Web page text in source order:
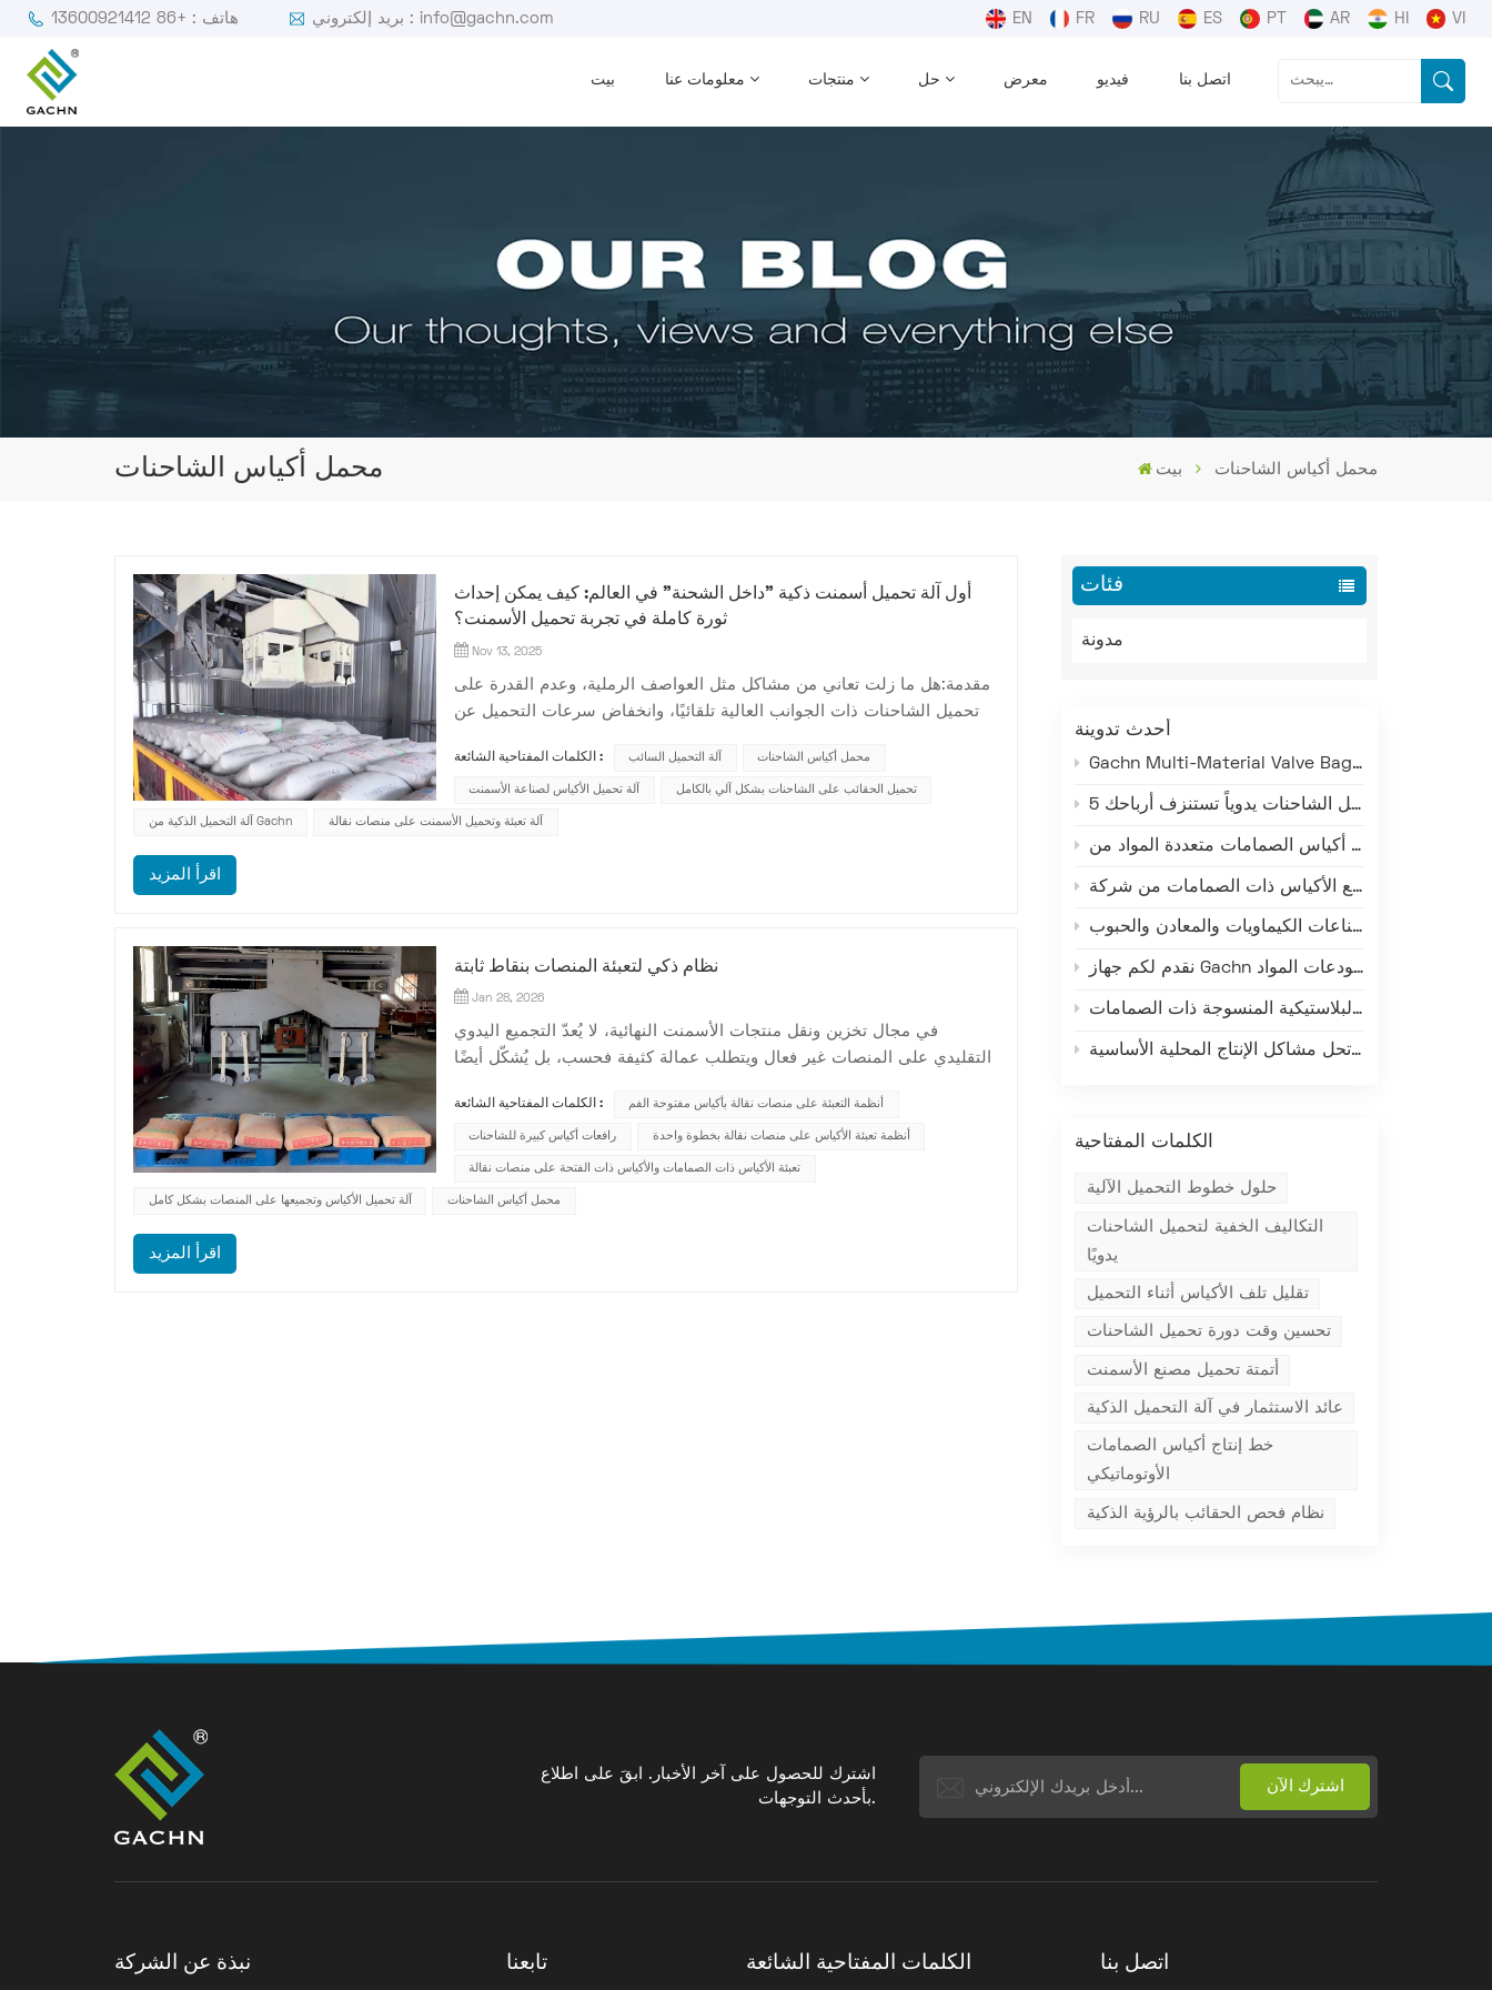
هاتف : +86 13600921412 بريد إلكتروني : info@gachn.com EN FR RU ES PT AR HI VI
بيت معلومات عنا منتجات حل معرض فيديو اتصل بنا
محمل أكياس الشاحنات بيت محمل أكياس الشاحنات
فئات
مدونة
أحدث تدوينة
Gachn Multi-Material Valve Bag Making Machine: Versatile Production for PE, PP, and Paper-Plastic
5 تكاليف خفية لتحميل الشاحنات يدوياً تستنزف أرباحك
ما وراء صناعة الإسمنت: كيف تخدم تقنية التحميل الذكية من غاشن صناعات الكيماويات والمعادن والحبوب
نقدم لكم جهاز Gachn عالي المستوى لتجميع البضائع على المنصات - إعادة تعريف الكفاءة والدقة والموثوقية في تجميع المواد المعبأة على المنصات في مستودعات المواد
الكلمات المفتاحية
حلول خطوط التحميل الآلية
التكاليف الخفية لتحميل الشاحنات
يدويًا
تقليل تلف الأكياس أثناء التحميل
تحسين وقت دورة تحميل الشاحنات
أتمتة تحميل مصنع الأسمنت
عائد الاستثمار في آلة التحميل الذكية
خط إنتاج أكياس الصمامات
الأوتوماتيكي
نظام فحص الحقائب بالرؤية الذكية
أول آلة تحميل أسمنت ذكية "داخل الشحنة" في العالم: كيف يمكن إحداث
ثورة كاملة في تجربة تحميل الأسمنت؟
Nov 13, 2025
مقدمة:هل ما زلت تعاني من مشاكل مثل العواصف الرملية، وعدم القدرة على
تحميل الشاحنات ذات الجوانب العالية تلقائيًا، وانخفاض سرعات التحميل عن
ورؤوس التكديس، نظرًا لعيوبها المتأصلة، حلًا مثاليًا قط. اليوم، تُقدّم شركة
شيامن غاتشن أ...
الكلمات المفتاحية الشائعة : آلة التحميل السائب محمل أكياس الشاحنات
آلة تحميل الأكياس لصناعة الأسمنت تحميل الحقائب على الشاحنات بشكل آلي بالكامل
آلة التحميل الذكية من Gachn آلة تعبئة وتحميل الأسمنت على منصات نقالة
اقرأ المزيد
نظام ذكي لتعبئة المنصات بنقاط ثابتة
Jan 28, 2026
في مجال تخزين ونقل منتجات الأسمنت النهائية، لا يُعدّ التجميع اليدوي
التقليدي على المنصات غير فعال ويتطلب عمالة كثيفة فحسب، بل يُشكّل أيضًا
الضعف في هذا القطاع، رسميًا مشروعًا للبحث والتطوير لنظام ذكي نظام
التعبئة على منصات ثابتةيهدف...
الكلمات المفتاحية الشائعة : أنظمة التعبئة على منصات نقالة بأكياس مفتوحة الفم
رافعات أكياس كبيرة للشاحنات أنظمة تعبئة الأكياس على منصات نقالة بخطوة واحدة
تعبئة الأكياس ذات الصمامات والأكياس ذات الفتحة على منصات نقالة
آلة تحميل الأكياس وتجميعها على المنصات بشكل كامل محمل أكياس الشاحنات
اقرأ المزيد
اشترك للحصول على آخر الأخبار. ابقَ على اطلاع
بأحدث التوجهات.
نبذة عن الشركة تابعنا الكلمات المفتاحية الشائعة اتصل بنا